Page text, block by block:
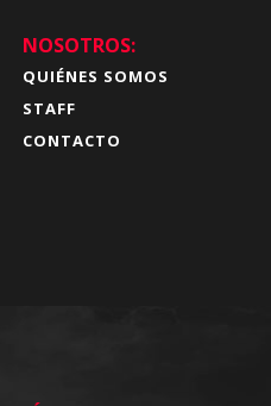
NOSOTROS:
QUIÉNES SOMOS
STAFF
CONTACTO